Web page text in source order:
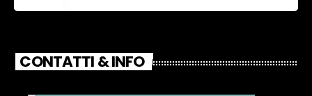
CONTATTI & INFO